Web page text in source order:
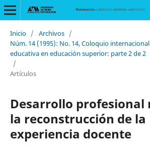
Inicio / Archivos /
Núm. 14 (1995): No. 14, Coloquio
educativa en educación superior: parte 2 de 2
/
Artículos
Desarrollo profesional
la reconstrucción de la
experiencia docente